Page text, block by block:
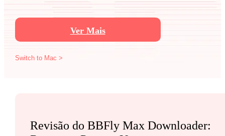
Ver Mais
Switch to Mac >
Revisão do BBFly Max Downloader: